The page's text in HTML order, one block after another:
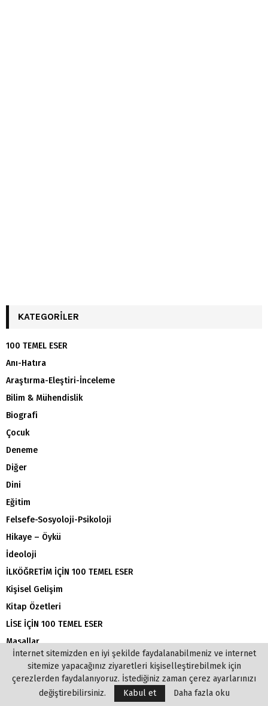
KATEGORILER
100 TEMEL ESER
Anı-Hatıra
Araştırma-Eleştiri-İnceleme
Bilim & Mühendislik
Biografi
Çocuk
Deneme
Diğer
Dini
Eğitim
Felsefe-Sosyoloji-Psikoloji
Hikaye – Öykü
İdeoloji
İLKÖĞRETİM İÇİN 100 TEMEL ESER
Kişisel Gelişim
Kitap Özetleri
LİSE İÇİN 100 TEMEL ESER
Masallar
Psikoloji
Roman (Yabancı)
Roman (Yerli)
İnternet sitemizden en iyi şekilde faydalanabilmeniz ve internet
sitemize yapacağınız ziyaretleri kişiselleştirebilmek için
çerezlerden faydalanıyoruz. İstediğiniz zaman çerez ayarlarınızı
değiştirebilirsiniz.
Kabul et Daha fazla oku